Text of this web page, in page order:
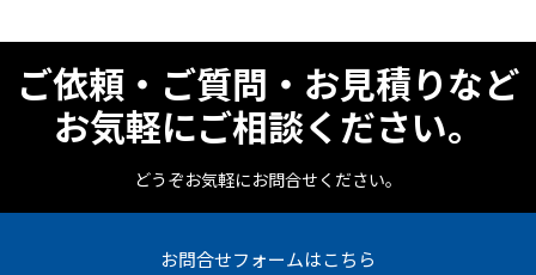
ご依頼・ご質問・お見積りなど
お気軽にご相談ください。
どうぞお気軽にお問合せください。
お問合せフォームはこちら